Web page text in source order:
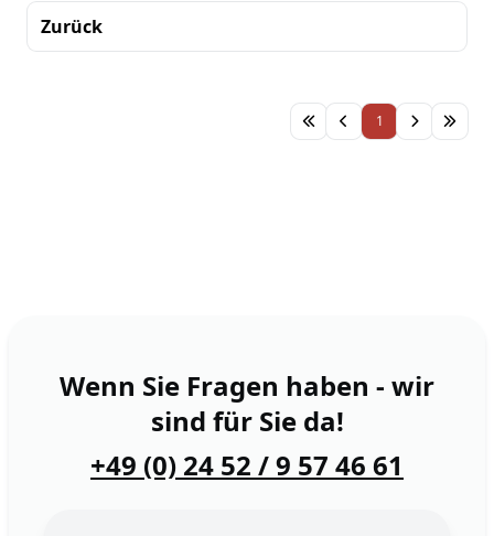
Zurück
1
Wenn Sie Fragen haben - wir
sind für Sie da!
+49 (0) 24 52 / 9 57 46 61